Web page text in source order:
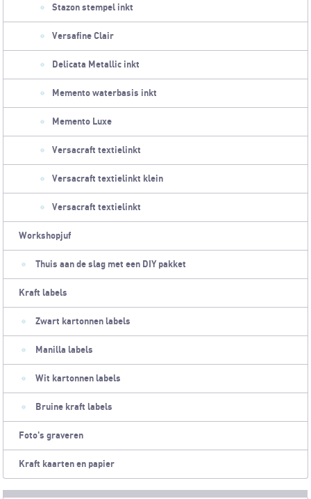
Stazon stempel inkt
Versafine Clair
Delicata Metallic inkt
Memento waterbasis inkt
Memento Luxe
Versacraft textielinkt
Versacraft textielinkt klein
Versacraft textielinkt
Workshopjuf
Thuis aan de slag met een DIY pakket
Kraft labels
Zwart kartonnen labels
Manilla labels
Wit kartonnen labels
Bruine kraft labels
Foto's graveren
Kraft kaarten en papier